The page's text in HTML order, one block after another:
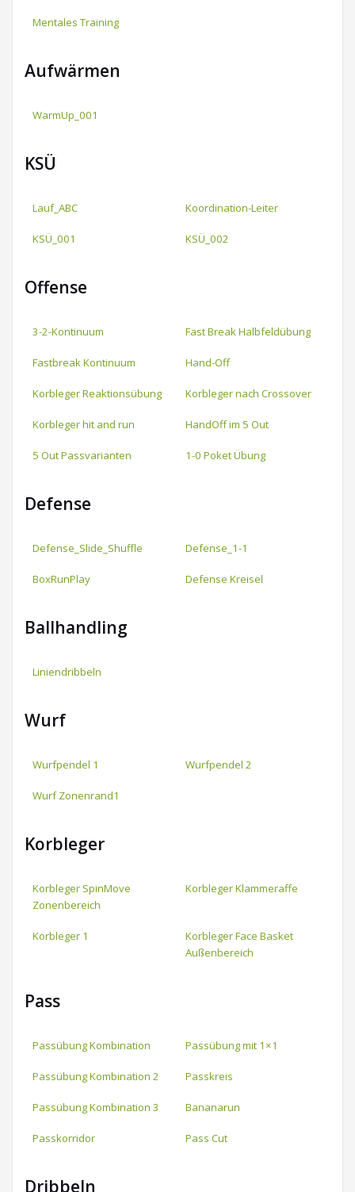
Mentales Training
Aufwärmen
WarmUp_001
KSÜ
Lauf_ABC Koordination-Leiter
KSÜ_001 KSÜ_002
Offense
3-2-Kontinuum Fast Break Halbfeldübung
Fastbreak Kontinuum Hand-Off
Korbleger Reaktionsübung Korbleger nach Crossover
Korbleger hit and run HandOff im 5 Out
5 Out Passvarianten 1-0 Poket Übung
Defense
Defense_Slide_Shuffle Defense_1-1
BoxRunPlay Defense Kreisel
Ballhandling
Liniendribbeln
Wurf
Wurfpendel 1 Wurfpendel 2
Wurf Zonenrand1
Korbleger
Korbleger SpinMove
Zonenbereich
Korbleger Klammeraffe
Korbleger 1
Korbleger Face Basket
Außenbereich
Pass
Passübung Kombination Passübung mit 1×1
Passübung Kombination 2 Passkreis
Passübung Kombination 3 Bananarun
Passkorridor Pass Cut
Dribbeln